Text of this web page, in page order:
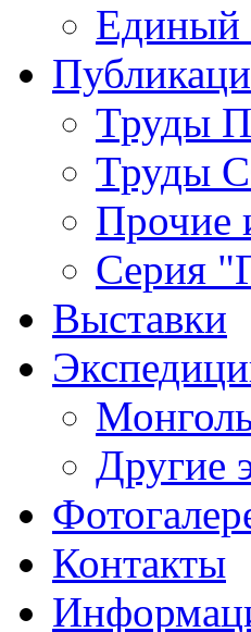
Единый
Труды
Труды
Прочие
Серия
Выставки
Другие
Контакты